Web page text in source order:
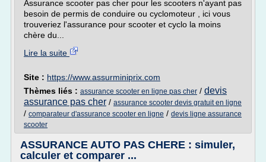
Assurance scooter pas cher pour les scooters n'ayant pas
besoin de permis de conduire ou cyclomoteur , ici vous
trouveriez l'assurance pour scooter et cyclo la moins
chère du...
Lire la suite
Site : https://www.assurminiprix.com
Thèmes liés : assurance scooter en ligne pas cher / devis
assurance pas cher / assurance scooter devis gratuit en ligne
/ comparateur d'assurance scooter en ligne / devis ligne assurance
scooter
ASSURANCE AUTO PAS CHERE : simuler,
calculer et comparer ...